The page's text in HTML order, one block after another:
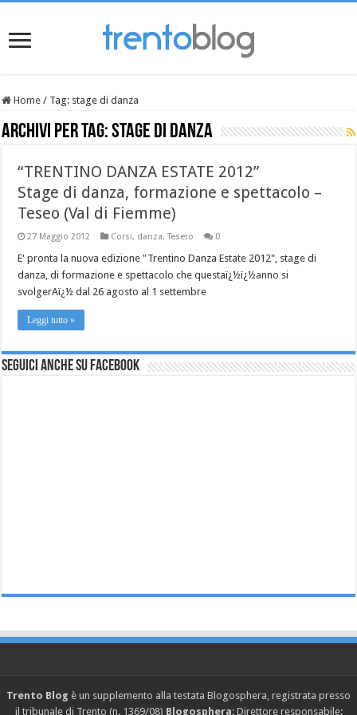
Home / Tag: stage di danza
Archivi per tag:stage di danza
“TRENTINO DANZA ESTATE 2012”
Stage di danza, formazione e spettacolo –
Teseo (Val di Fiemme)
27 Maggio 2012 Corsi, danza,Tesero 0
E' pronta la nuova edizione "Trentino Danza Estate 2012", stage di
danza, di formazione e spettacolo che questaï¿½ï¿½anno si
svolgerAï¿½ dal 26 agosto al 1 settembre
Leggi tutto »
Seguici anche su Facebook
Trento Blog è un supplemento alla testata Blogosphera, registrata presso
il tribunale di Trento (n. 1369/08) Blogosphera: Direttore responsabile: